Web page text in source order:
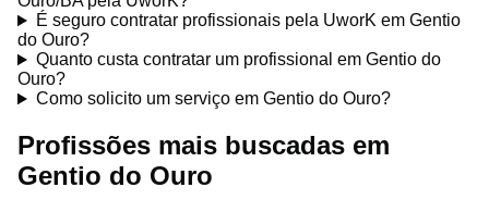
É seguro contratar profissionais pela UworK em Gentio
do Ouro?
Quanto custa contratar um profissional em Gentio do
Ouro?
Como solicito um serviço em Gentio do Ouro?
Profissões mais buscadas em
Gentio do Ouro